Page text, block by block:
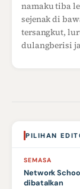
namaku tiba
sejenak di
tersangkut,
dulangberisi
PILIHAN
SEMASA
Network
dibatalkan